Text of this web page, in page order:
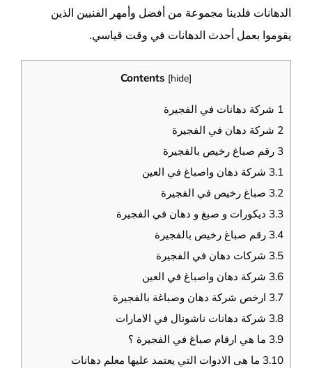
الدهانات فلدينا مجموعة من أفضل وأمهر الفنيين الذين
يقوموا بعمل أحدث الدهانات في وقت قياسي.
Contents [hide]
1 شركة دهانات في الفجيرة
2 شركة دهان في الفجيرة
3 رقم صباغ رخيص بالفجيرة
3.1 شركة دهان واصباغ في العين
3.2 صباغ رخيص في الفجيرة
3.3 ديكورات و صبغ و دهان في الفجيرة
3.4 رقم صباغ رخيص بالفجيرة
3.5 شركات دهان في الفجيرة
3.6 شركة دهان واصباغ في العين
3.7 ارخص شركة دهان وصباغة بالفجيرة
3.8 شركة دهانات ناشونال في الامارات
3.9 ما هي ارقام صباغ في الفجيرة ؟
3.10 ما هى الادوات التي يعتمد عليها معلم دهانات